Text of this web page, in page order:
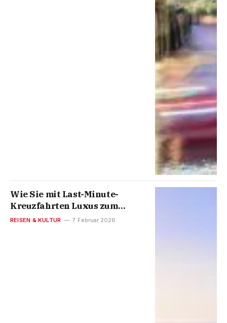
Wie Sie mit Last-Minute-
Kreuzfahrten Luxus zum
kleinen Preis bekommen
REISEN & KULTUR 7. Februar 2026